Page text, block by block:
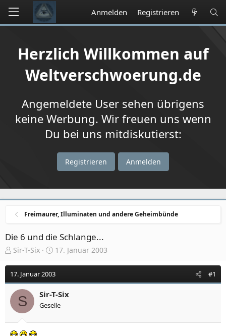
Anmelden Registrieren
Herzlich Willkommen auf
Weltverschwoerung.de
Angemeldete User sehen übrigens
keine Werbung. Wir freuen uns wenn
Du bei uns mitdiskutierst:
Registrieren Anmelden
Freimaurer, Illuminaten und andere Geheimbünde
Die 6 und die Schlange...
E
s
t
l
r
Sir-T-Six
E
s
t
l
l
a
17. Januar 2003
17. Januar 2003 #1
S Sir-T-Six
Geselle